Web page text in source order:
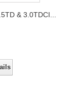
& 3.0TDCI...